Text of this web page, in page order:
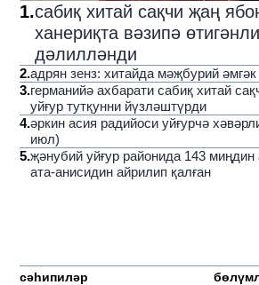
1.сабиқ хитай сақчи җаң
ханериқта вәзипә
дәлилләнди
2.адрян зенз: хитайда мәҗбурий
3.германийә ахбарати сабиқ хитай
уйғур тутқунни йүзләштүрди
4.әркин асия радийоси уйғурчә
июл)
5.җәнубий уйғур районида 143 миңдин
ата-анисидин айрилип қалған
сәһипиләр